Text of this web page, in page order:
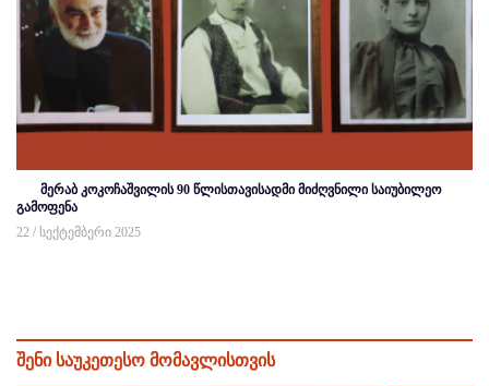
მერაბ კოკოჩაშვილის 90 წლისთავისადმი მიძღვნილი საიუბილეო
გამოფენა
22 / სექტემბერი 2025
შენი საუკეთესო მომავლისთვის